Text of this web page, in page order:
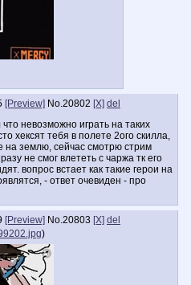
[Preview] No.20802 [X] del
невозможно играть на таких
хексят тебя в полете 2ого скилла,
на землю, сейчас смотрю стрим
не смог влететь с чаржа тк его
вопрос встает как такие герои на
- ответ очевиден - про
[Preview] No.20803 [X] del
)